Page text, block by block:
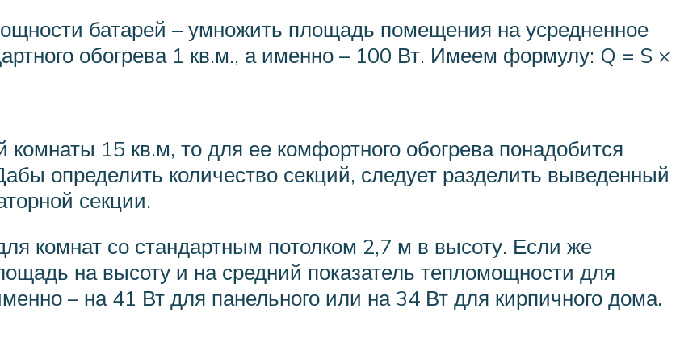
батарей – умножить площадь помещения на усредненное
обогрева 1 кв.м., а именно – 100 Вт. Имеем формулу: Q = S ×
15 кв.м, то для ее комфортного обогрева понадобится
определить количество секций, следует разделить выведенный
секции.
комнат со стандартным потолком 2,7 м в высоту. Если же
на высоту и на средний показатель тепломощности для
– на 41 Вт для панельного или на 34 Вт для кирпичного дома.